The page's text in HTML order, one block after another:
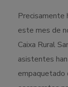
Precisamente
este mes de
Caixa Rural
asistentes
empaquetado